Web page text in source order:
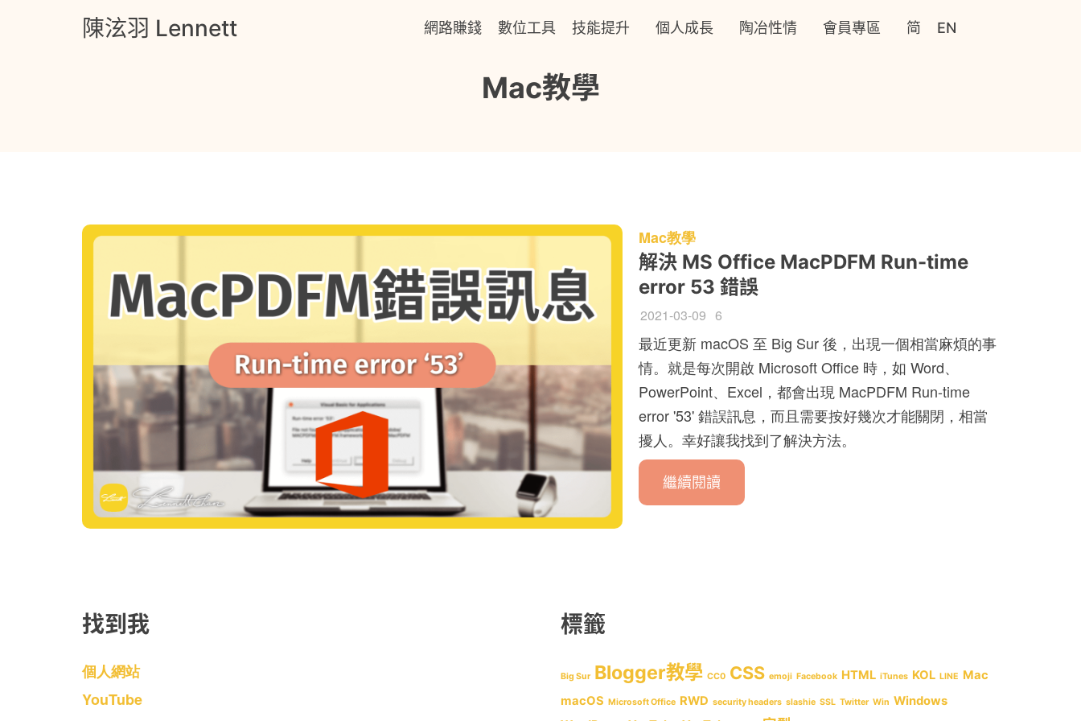
陳泫羽 Lennett 網路賺錢 數位工具 技能提升 個人成長 陶冶性情 會員專區 简 EN
Mac教學
Mac教學
解決 MS Office MacPDFM Run-time
error 53 錯誤
2021-03-09 6
最近更新 macOS 至 Big Sur 後，出現一個相當麻煩的事
情。就是每次開啟 Microsoft Office 時，如 Word、
PowerPoint、Excel，都會出現 MacPDFM Run-time
error '53' 錯誤訊息，而且需要按好幾次才能關閉，相當
擾人。幸好讓我找到了解決方法。
繼續閱讀
找到我
個人網站
YouTube
標籤
Big Sur Blogger教學 CC0 CSS emoji Facebook HTML iTunes KOL LINE Mac
macOS Microsoft Office RWD security headers slashie SSL Twitter Win Windows